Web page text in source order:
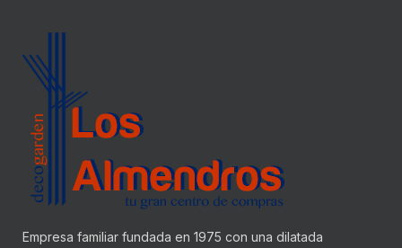
Empresa familiar fundada en 1975 con una dilatada